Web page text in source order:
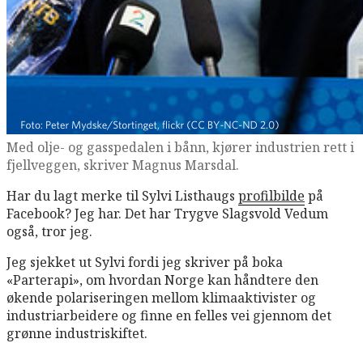
Med olje- og gasspedalen i bånn, kjører industrien rett i
fjellveggen, skriver Magnus Marsdal.
Har du lagt merke til Sylvi Listhaugs profilbilde på
Facebook? Jeg har. Det har Trygve Slagsvold Vedum
også, tror jeg.
Jeg sjekket ut Sylvi fordi jeg skriver på boka
«Parterapi», om hvordan Norge kan håndtere den
økende polariseringen mellom klimaaktivister og
industriarbeidere og finne en felles vei gjennom det
grønne industriskiftet.